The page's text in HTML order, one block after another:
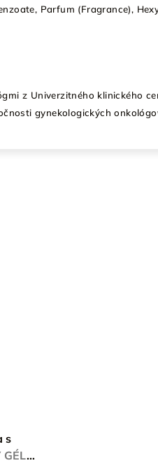
Parfum (Fragrance),
z Univerzitného klinického
gynekologických
s
S